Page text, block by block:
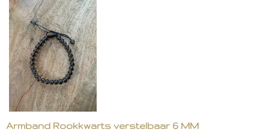
Armband Rookkwarts verstelbaar 6 MM